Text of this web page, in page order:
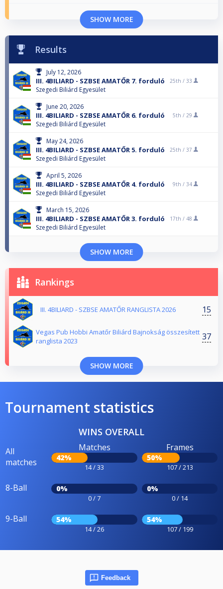
SHOW MORE
Results
July 12, 2026
III. 4BILIARD - SZBSE AMATŐR 7. forduló
Szegedi Biliárd Egyesület
25th / 33
June 20, 2026
III. 4BILIARD - SZBSE AMATŐR 6. forduló
Szegedi Biliárd Egyesület
5th / 29
May 24, 2026
III. 4BILIARD - SZBSE AMATŐR 5. forduló
Szegedi Biliárd Egyesület
25th / 37
April 5, 2026
III. 4BILIARD - SZBSE AMATŐR 4. forduló
Szegedi Biliárd Egyesület
9th / 34
March 15, 2026
III. 4BILIARD - SZBSE AMATŐR 3. forduló
Szegedi Biliárd Egyesület
17th / 48
SHOW MORE
Rankings
III. 4BILIARD - SZBSE AMATŐR RANGLISTA 2026 15
Vegas Pub Hobbi Amatőr Biliárd Bajnokság összesített
ranglista 2023
37
SHOW MORE
Tournament statistics
WINS OVERALL
All
matches
Matches
42%
14 / 33
Frames
50%
107 / 213
8-Ball 0%
0 / 7
0%
0 / 14
9-Ball 54%
14 / 26
54%
107 / 199
Feedback